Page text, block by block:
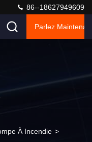
86--18627949609
Parlez
À Incendie >